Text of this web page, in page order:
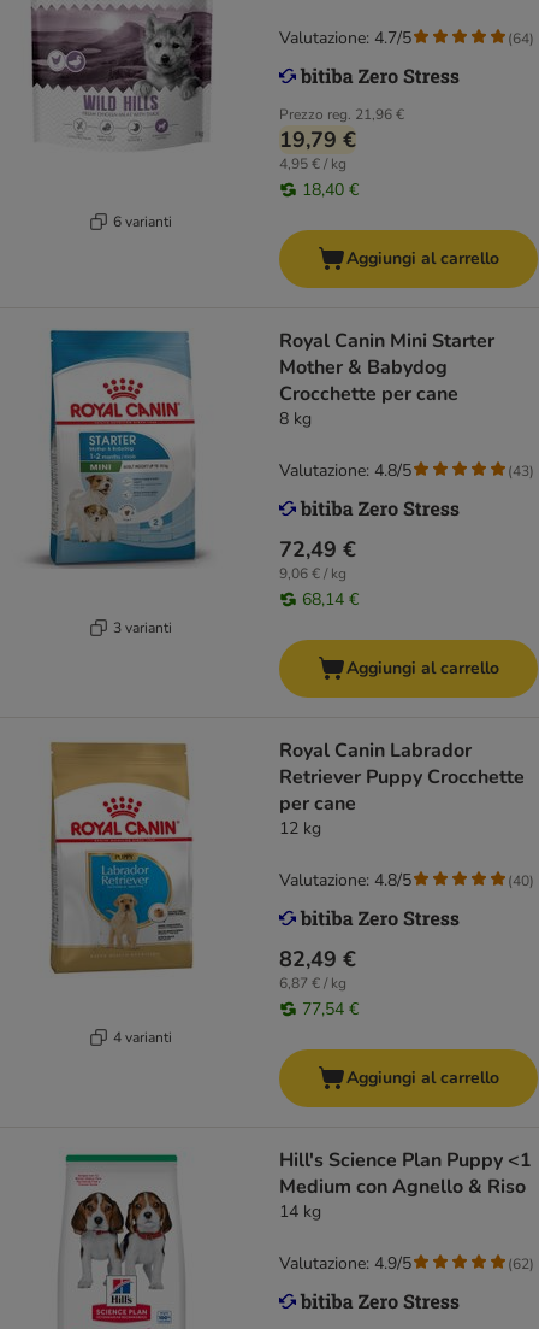
6 varianti
Prezzo reg. 21,96 €
19,79 €
4,95 € / kg
18,40 €
Valutazione: 4.7/5 (64)
Aggiungi al carrello
3 varianti
Royal Canin Mini Starter
Mother & Babydog
Crocchette per cane
8 kg
72,49 €
9,06 € / kg
68,14 €
Valutazione: 4.8/5 (43)
Aggiungi al carrello
4 varianti
Royal Canin Labrador
Retriever Puppy Crocchette
per cane
12 kg
82,49 €
6,87 € / kg
77,54 €
Valutazione: 4.8/5 (40)
Aggiungi al carrello
Hill's Science Plan Puppy <1
Medium con Agnello & Riso
14 kg
Valutazione: 4.9/5 (62)